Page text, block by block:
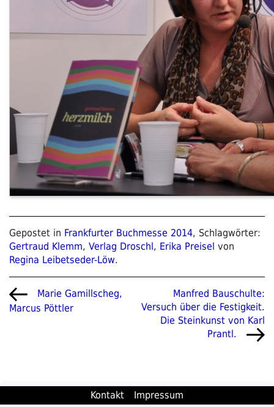
Gepostet in Frankfurter Buchmesse 2014, Schlagwörter:
Gertraud Klemm, Verlag Droschl, Erika Preisel von
Regina Leibetseder-Löw.
Beitragsnavigation
Vorheriger
Beitrag
Marie Gamillscheg,
Marcus Pöttler
Nächster
Beitrag
Manfred Bauschulte:
Versuch über die Festigkeit.
Die Steinkunst von Karl
Prantl.
Kontakt Impressum